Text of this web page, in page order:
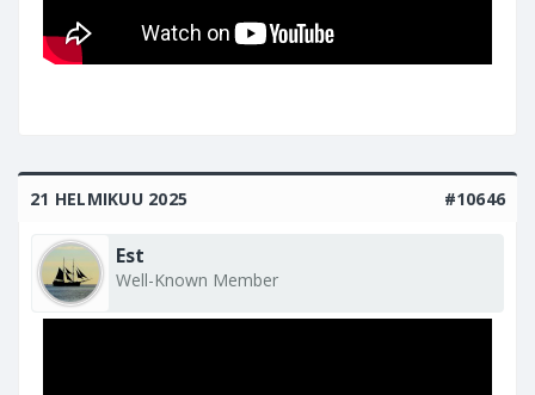
21 HELMIKUU 2025 #10646
Est
Well-Known Member